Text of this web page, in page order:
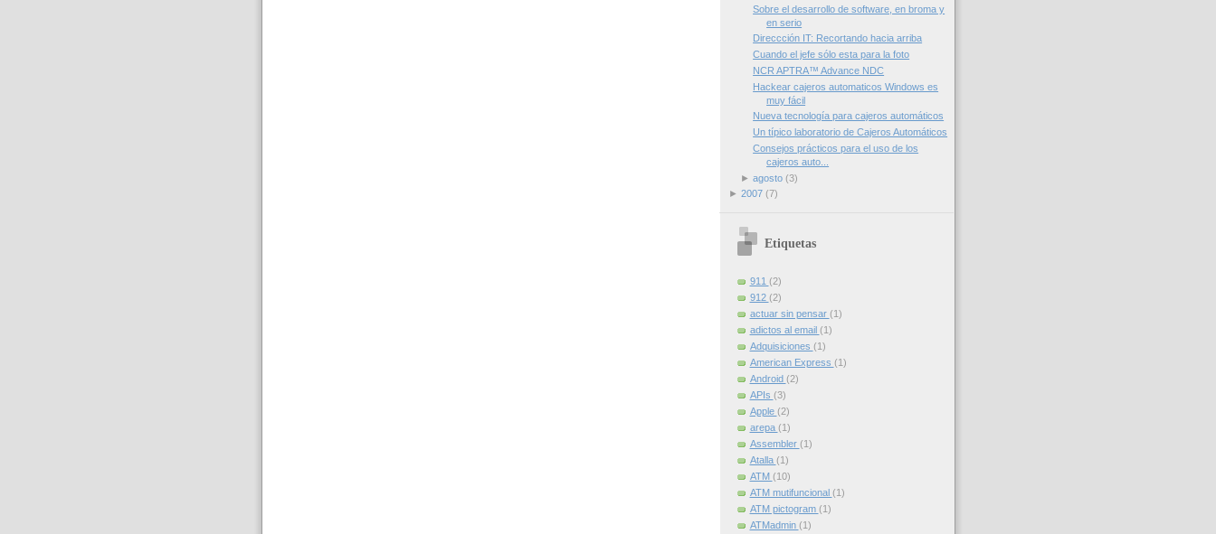
Sobre el desarrollo de software, en broma y
en serio
Direccción IT: Recortando hacia arriba
Cuando el jefe sólo esta para la foto
NCR APTRA™ Advance NDC
Hackear cajeros automaticos Windows es
muy fácil
Nueva tecnología para cajeros automáticos
Un típico laboratorio de Cajeros Automáticos
Consejos prácticos para el uso de los
cajeros auto...
► agosto (3)
► 2007 (7)
Etiquetas
911 (2)
912 (2)
actuar sin pensar (1)
adictos al email (1)
Adquisiciones (1)
American Express (1)
Android (2)
APIs (3)
Apple (2)
arepa (1)
Assembler (1)
Atalla (1)
ATM (10)
ATM mutifuncional (1)
ATM pictogram (1)
ATMadmin (1)